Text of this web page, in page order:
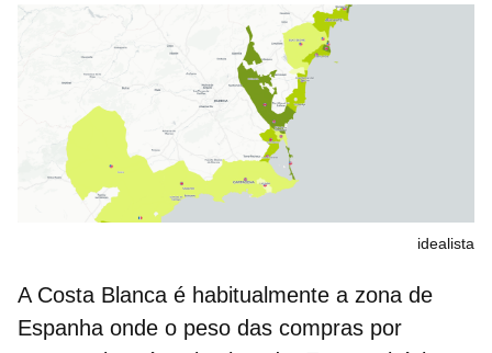
idealista
A Costa Blanca é habitualmente a zona de
Espanha onde o peso das compras por